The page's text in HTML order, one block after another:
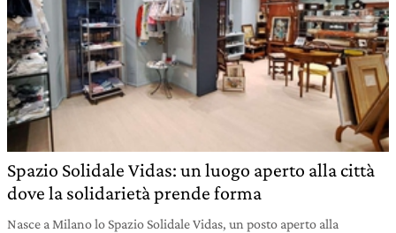
Spazio Solidale Vidas: un luogo aperto alla città
dove la solidarietà prende forma
Nasce a Milano lo Spazio Solidale Vidas, un posto aperto alla